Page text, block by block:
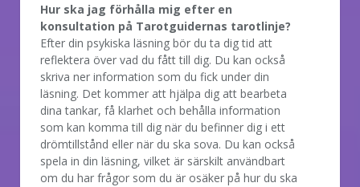
Hur ska jag förhålla mig efter en
konsultation på Tarotguidernas tarotlinje?
Efter din psykiska läsning bör du ta dig tid att
reflektera över vad du fått till dig. Du kan också
skriva ner information som du fick under din
läsning. Det kommer att hjälpa dig att bearbeta
dina tankar, få klarhet och behålla information
som kan komma till dig när du befinner dig i ett
drömtillstånd eller när du ska sova. Du kan också
spela in din läsning, vilket är särskilt användbart
om du har frågor som du är osäker på hur du ska